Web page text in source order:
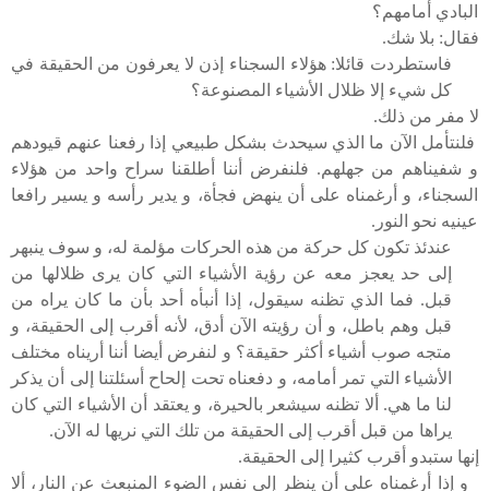
البادي أمامهم؟
فقال: بلا شك.
فاستطردت قائلا: هؤلاء السجناء إذن لا يعرفون من الحقيقة في
كل شيء إلا ظلال الأشياء المصنوعة؟
لا مفر من ذلك.
فلنتأمل الآن ما الذي سيحدث بشكل طبيعي إذا رفعنا عنهم قيودهم
و شفيناهم من جهلهم. فلنفرض أننا أطلقنا سراح واحد من هؤلاء
السجناء، و أرغمناه على أن ينهض فجأة، و يدير رأسه و يسير رافعا
عينيه نحو النور.
عندئذ تكون كل حركة من هذه الحركات مؤلمة له، و سوف ينبهر
إلى حد يعجز معه عن رؤية الأشياء التي كان يرى ظلالها من
قبل. فما الذي تظنه سيقول، إذا أنبأه أحد بأن ما كان يراه من
قبل وهم باطل، و أن رؤيته الآن أدق، لأنه أقرب إلى الحقيقة، و
متجه صوب أشياء أكثر حقيقة؟ و لنفرض أيضا أننا أريناه مختلف
الأشياء التي تمر أمامه، و دفعناه تحت إلحاح أسئلتنا إلى أن يذكر
لنا ما هي. ألا تظنه سيشعر بالحيرة، و يعتقد أن الأشياء التي كان
يراها من قبل أقرب إلى الحقيقة من تلك التي نريها له الآن.
إنها ستبدو أقرب كثيرا إلى الحقيقة.
و إذا أرغمناه على أن ينظر إلى نفس الضوء المنبعث عن النار، ألا